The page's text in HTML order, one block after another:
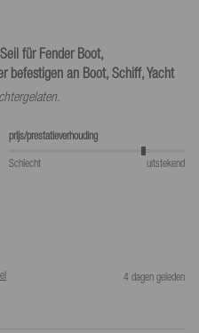
für Fender Boot,
befestigen an Boot, Schiff, Yacht
prijs/prestatieverhouding
Schlecht
uitstekend
4 dagen geleden